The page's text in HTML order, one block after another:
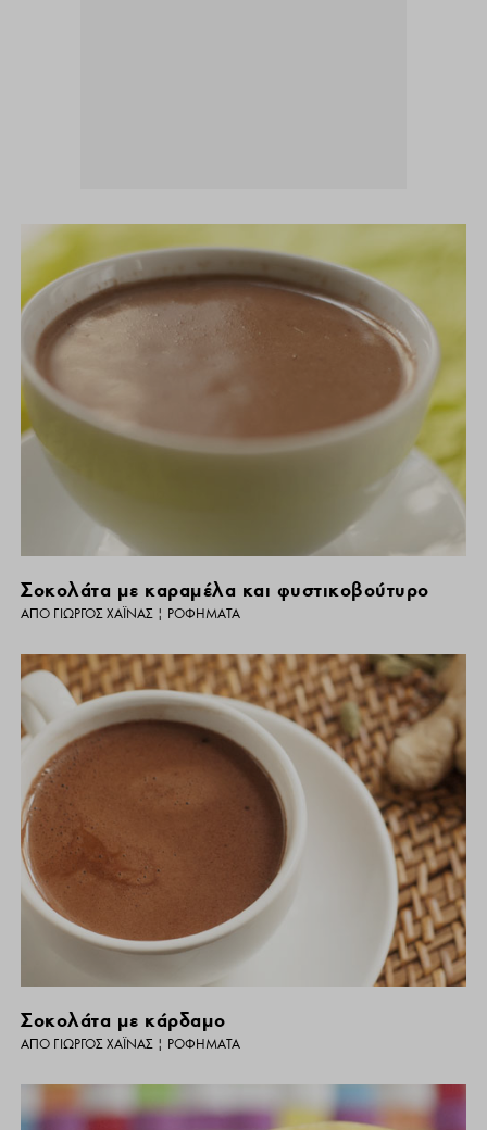
Σοκολάτα με καραμέλα και φυστικοβούτυρο
ΑΠΌ ΓΙΏΡΓΟΣ ΧΑΪΝΆΣ | ΡΟΦΉΜΑΤΑ
Σοκολάτα με κάρδαμο
ΑΠΌ ΓΙΏΡΓΟΣ ΧΑΪΝΆΣ | ΡΟΦΉΜΑΤΑ